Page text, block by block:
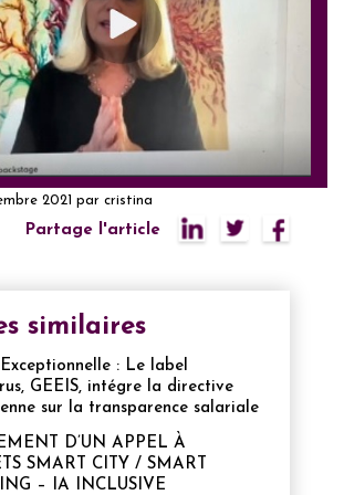
2021 par cristina
Partage l'article
similaires
: Le label
GEEIS, intégre la directive
sur la transparence salariale
D’UN APPEL À
SMART CITY / SMART
– IA INCLUSIVE